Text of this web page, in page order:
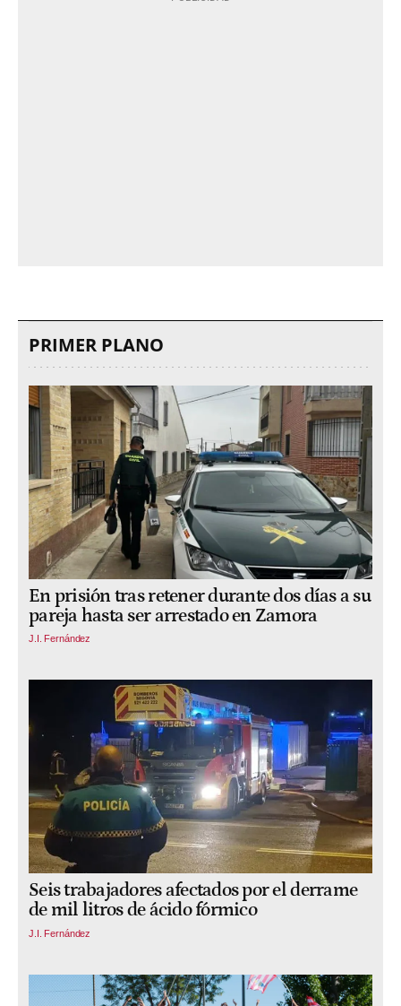
PRIMER PLANO
En prisión tras retener durante dos días a su
pareja hasta ser arrestado en Zamora
J.I. Fernández
Seis trabajadores afectados por el derrame
de mil litros de ácido fórmico
J.I. Fernández